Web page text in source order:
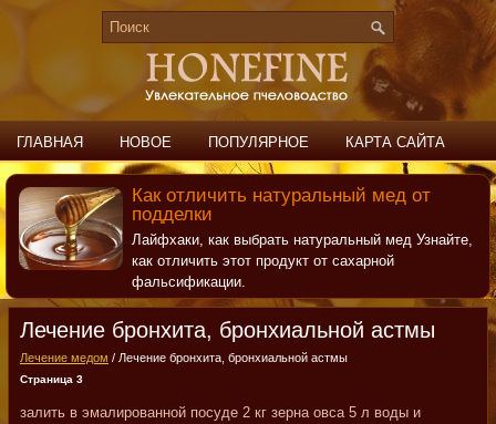
ГЛАВНАЯ НОВОЕ ПОПУЛЯРНОЕ КАРТА САЙТА
ПОИСК КОНТАКТЫ
Как отличить натуральный мед от
подделки
Лайфхаки, как выбрать натуральный мед Узнайте,
как отличить этот продукт от сахарной
фальсификации.
Лечение бронхита, бронхиальной астмы
Лечение медом / Лечение бронхита, бронхиальной астмы
Страница 3
залить в эмалированной посуде 2 кг зерна овса 5 л воды и